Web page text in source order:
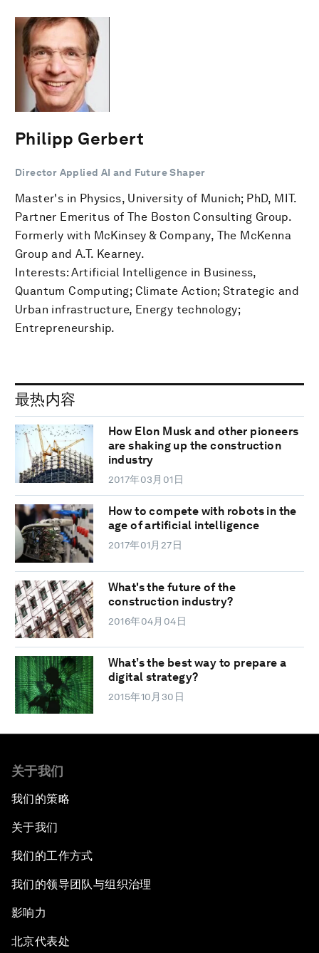
Philipp Gerbert
Director Applied AI and Future Shaper
Master's in Physics, University of Munich; PhD, MIT.
Partner Emeritus of The Boston Consulting Group.
Formerly with McKinsey & Company, The McKenna
Group and A.T. Kearney.
Interests: Artificial Intelligence in Business,
Quantum Computing; Climate Action; Strategic and
Urban infrastructure, Energy technology;
Entrepreneurship.
最热内容
How Elon Musk and other pioneers
are shaking up the construction
industry
2017年03月01日
How to compete with robots in the
age of artificial intelligence
2017年01月27日
What's the future of the
construction industry?
2016年04月04日
What’s the best way to prepare a
digital strategy?
2015年10月30日
关于我们
我们的策略
关于我们
我们的工作方式
我们的领导团队与组织治理
影响力
北京代表处